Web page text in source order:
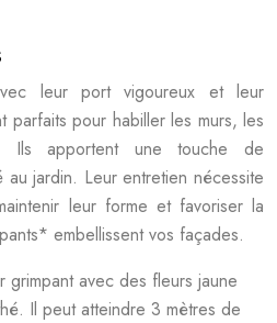
leur port vigoureux et leur
parfaits pour habiller les murs, les
Ils apportent une touche de
au jardin. Leur entretien nécessite
leur forme et favoriser la
embellissent vos façades.
grimpant avec des fleurs jaune
Il peut atteindre 3 mètres de